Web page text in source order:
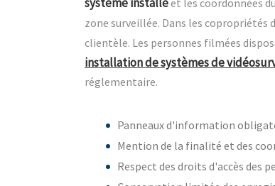
et les coordonnées
zone surveillée. Dans les copropriétés
clientèle. Les personnes filmées
installation de systèmes de
réglementaire.
Panneaux d'information
Mention de la finalité et des
Respect des droits d'accès des